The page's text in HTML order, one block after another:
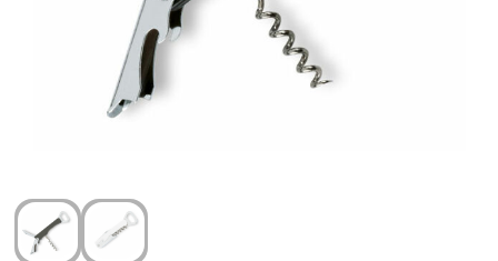
Verzorging & welness
Onderweg
Sinterklaas artikelen
Wijn, bier en proeverij
Zomerpakketten